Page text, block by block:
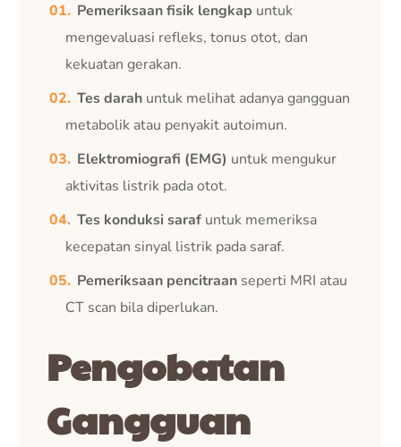
Pemeriksaan fisik lengkap untuk
mengevaluasi refleks, tonus otot, dan
kekuatan gerakan.
Tes darah untuk melihat adanya gangguan
metabolik atau penyakit autoimun.
Elektromiografi (EMG) untuk mengukur
aktivitas listrik pada otot.
Tes konduksi saraf untuk memeriksa
kecepatan sinyal listrik pada saraf.
Pemeriksaan pencitraan seperti MRI atau
CT scan bila diperlukan.
Pengobatan
Gangguan